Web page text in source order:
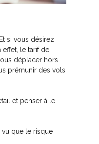
si vous désirez
effet, le tarif de
déplacer hors
prémunir des vols
et penser à le
vu que le risque